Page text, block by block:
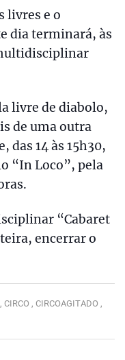
livres e o
dia terminará, às
livre de diabolo,
de uma outra
das 14 às 15h30,
“In Loco”, pela
“Cabaret
encerrar o
CIRCO , CIRCOAGITADO ,